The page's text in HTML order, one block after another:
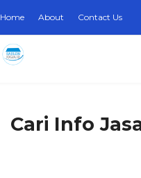
Home About Contact Us
Cari Info